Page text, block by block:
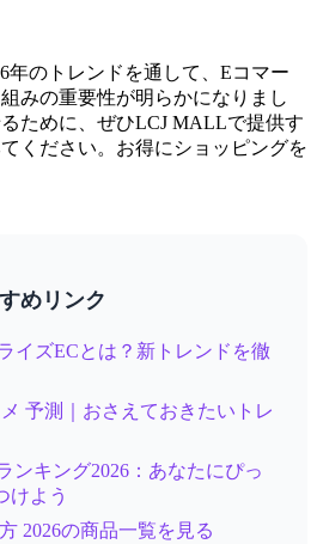
年のトレンドを通して、Eコマー
みの重要性が明らかになりまし
ために、ぜひLCJ MALLで提供す
ください。お得にショッピングを
めリンク
イズECとは？新トレンドを徹
予測｜おさえておきたいトレ
ンキング2026：あなたにぴっ
けよう
2026の商品一覧を見る